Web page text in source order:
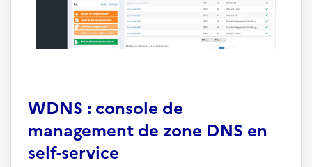
WDNS : console de
management de zone DNS en
self-service